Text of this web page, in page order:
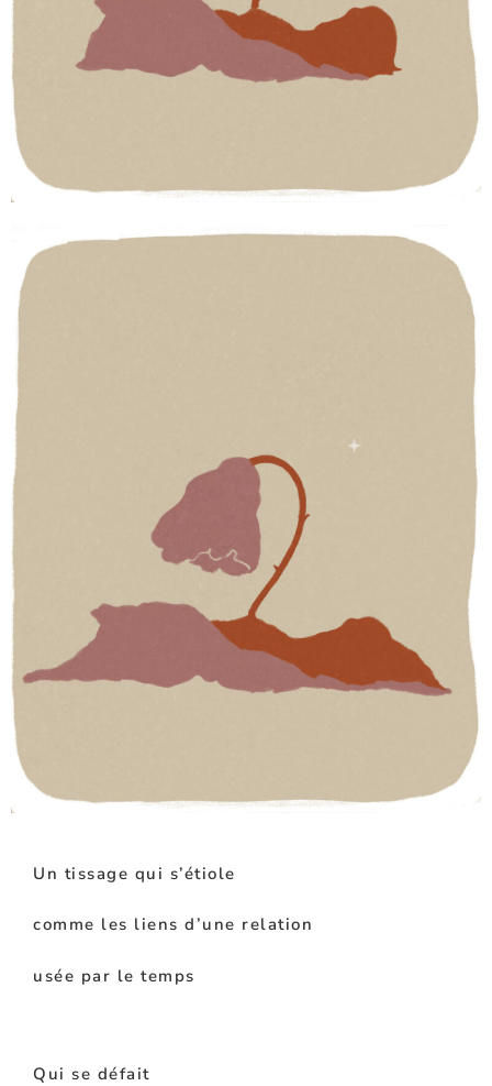
Un tissage qui s’étiole
comme les liens d’une relation
usée par le temps
Qui se défait